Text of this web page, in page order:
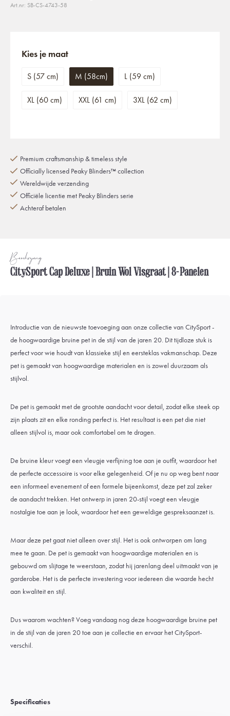
Art.nr: SB-CS-4743-58
Kies je maat
S (57 cm) M (58cm) L (59 cm)
XL (60 cm) XXL (61 cm) 3XL (62 cm)
Premium craftsmanship & timeless style
Officially licensed Peaky Blinders™ collection
Wereldwijde verzending
Officiële licentie met Peaky Blinders serie
Achteraf betalen
Beschrijving
CitySport Cap Deluxe | Bruin Wol Visgraat | 8-Panelen
Introductie van de nieuwste toevoeging aan onze collectie van CitySport -
de hoogwaardige bruine pet in de stijl van de jaren 20. Dit tijdloze stuk is
perfect voor wie houdt van klassieke stijl en eersteklas vakmanschap. Deze
pet is gemaakt van hoogwaardige materialen en is zowel duurzaam als
stijlvol.
De pet is gemaakt met de grootste aandacht voor detail, zodat elke steek op
zijn plaats zit en elke ronding perfect is. Het resultaat is een pet die niet
alleen stijlvol is, maar ook comfortabel om te dragen.
De bruine kleur voegt een vleugje verfijning toe aan je outfit, waardoor het
de perfecte accessoire is voor elke gelegenheid. Of je nu op weg bent naar
een informeel evenement of een formele bijeenkomst, deze pet zal zeker
de aandacht trekken. Het ontwerp in jaren 20-stijl voegt een vleugje
nostalgie toe aan je look, waardoor het een geweldige gespreksaanzet is.
Maar deze pet gaat niet alleen over stijl. Het is ook ontworpen om lang
mee te gaan. De pet is gemaakt van hoogwaardige materialen en is
gebouwd om slijtage te weerstaan, zodat hij jarenlang deel uitmaakt van je
garderobe. Het is de perfecte investering voor iedereen die waarde hecht
aan kwaliteit en stijl.
Dus waarom wachten? Voeg vandaag nog deze hoogwaardige bruine pet
in de stijl van de jaren 20 toe aan je collectie en ervaar het CitySport-
verschil.
Specificaties